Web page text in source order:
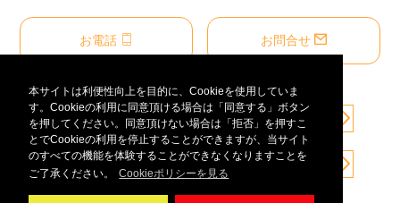
本サイトは利便性向上を目的に、Cookieを使用していま
す。Cookieの利用に同意頂ける場合は「同意する」ボタン
を押してください。同意頂けない場合は「拒否」を押すこ
とでCookieの利用を停止することができますが、当サイト
のすべての機能を体験することができなくなりますことを
ご了承ください。
Cookieポリシーを見る
お電話 お問合せ